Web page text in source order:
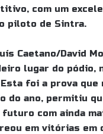
com um
piloto de Sintra.
Caetano/David
lugar do
foi a prova
do ano, permitiu
com ainda
em vitórias